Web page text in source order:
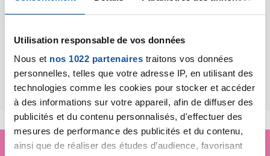
Utilisation responsable de vos données
Nous et nos 1022 partenaires traitons vos données
personnelles, telles que votre adresse IP, en utilisant des
technologies comme les cookies pour stocker et accéder
à des informations sur votre appareil, afin de diffuser des
publicités et du contenu personnalisés, d'effectuer des
mesures de performance des publicités et du contenu,
ainsi que de réaliser des études d’audience, favorisant
Les événements
proposés par ce lieu